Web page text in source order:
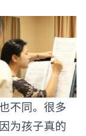
不同。很多
为孩子真的